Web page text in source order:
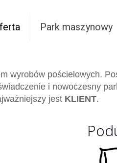
Park maszynowy
wyrobów pościelowych.
i nowoczesny
jest KLIENT.